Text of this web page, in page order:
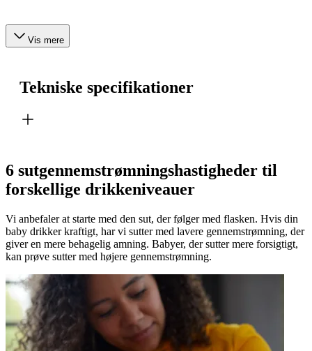
Vis mere
Tekniske specifikationer
6 sutgennemstrømningshastigheder til
forskellige drikkeniveauer
Vi anbefaler at starte med den sut, der følger med flasken. Hvis din
baby drikker kraftigt, har vi sutter med lavere gennemstrømning, der
giver en mere behagelig amning. Babyer, der sutter mere forsigtigt,
kan prøve sutter med højere gennemstrømning.